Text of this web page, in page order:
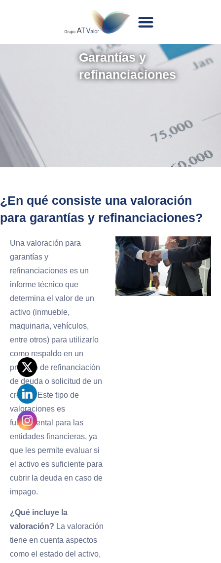
Garantías y
refinanciaciones
¿En qué consiste una valoración
para garantías y refinanciaciones?
Una valoración para
garantías y
refinanciaciones es un
informe técnico que
determina el valor de un
activo (inmueble,
maquinaria, vehículos,
entre otros) para utilizarlo
como respaldo en un
proceso de refinanciación
de deuda o solicitud de un
crédito. Este tipo de
valoraciones es
fundamental para las
entidades financieras, ya
que les permite evaluar si
el activo es suficiente para
cubrir la deuda en caso de
impago.
¿Qué incluye la
valoración? La valoración
tiene en cuenta aspectos
como el estado del activo,